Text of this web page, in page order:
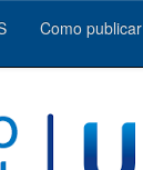
Como publicar